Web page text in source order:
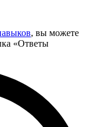
, вы можете
«Ответы